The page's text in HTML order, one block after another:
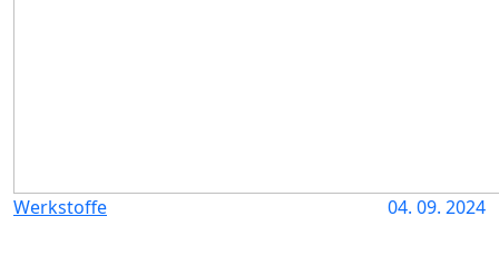
Werkstoffe 04. 09. 2024